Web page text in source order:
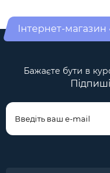
Інтернет-магазин
Бажаєте бути в